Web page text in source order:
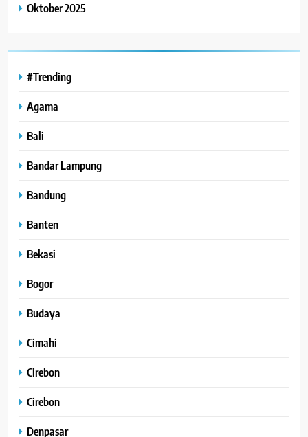
Oktober 2025
#Trending
Agama
Bali
Bandar Lampung
Bandung
Banten
Bekasi
Bogor
Budaya
Cimahi
Cirebon
Cirebon
Denpasar